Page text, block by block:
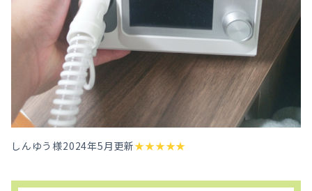
しんゆう様2024年5月更新★★★★★